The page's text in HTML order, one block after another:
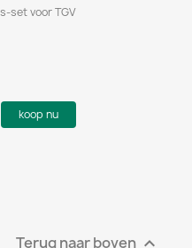
set voor TGV
koop nu
Terug naar boven